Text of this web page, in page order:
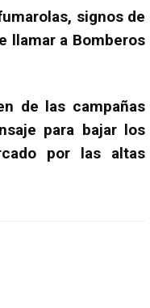
signos de
llamar a Bomberos
de las campañas
para bajar los
por las altas